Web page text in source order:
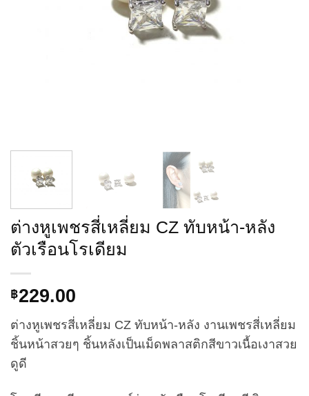
ต่างหูเพชรสี่เหลี่ยม CZ ทับหน้า-หลัง
ตัวเรือนโรเดียม
฿229.00
ต่างหูเพชรสี่เหลี่ยม CZ ทับหน้า-หลัง งานเพชรสี่เหลี่ยม
ชิ้นหน้าสวยๆ ชิ้นหลังเป็นเม็ดพลาสติกสีขาวเนื้อเงาสวย
ดูดี